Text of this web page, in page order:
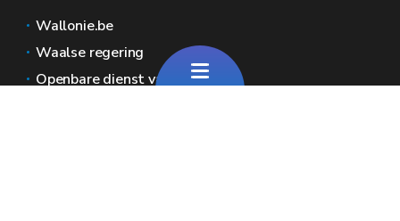
Wallonie.be
Waalse regering
Openbare dienst van Wallonië